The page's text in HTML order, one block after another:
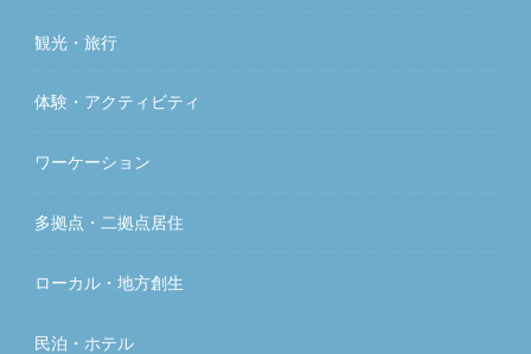
観光・旅行
体験・アクティビティ
ワーケーション
多拠点・二拠点居住
ローカル・地方創生
民泊・ホテル